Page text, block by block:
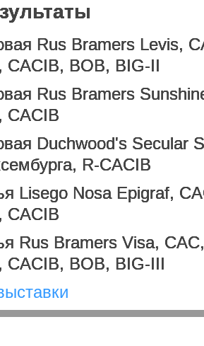
Rus Bramers Levis,
CACIB, BOB, BIG-II
Rus Bramers
CACIB
Duchwood's Secular
R-CACIB
Lisego Nosa Epigraf,
CACIB
Rus Bramers Visa,
CACIB, BOB, BIG-III